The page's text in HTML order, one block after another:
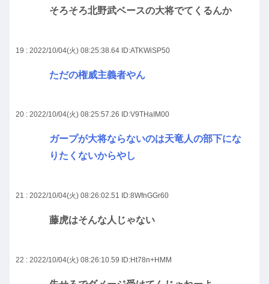
そろそろ北野武ベースの大将でてくるんか
19 : 2022/10/04(火) 08:25:38.64 ID:ATKWiSP50
ただの権威主義者やん
20 : 2022/10/04(火) 08:25:57.26 ID:V9THaIM00
ガープが大将ならないのは天竜人の部下にな
りたくないからやし
21 : 2022/10/04(火) 08:26:02.51 ID:8WfnGGr60
藤虎はそんな人じゃない
22 : 2022/10/04(火) 08:26:10.59 ID:Ht78n+HMM